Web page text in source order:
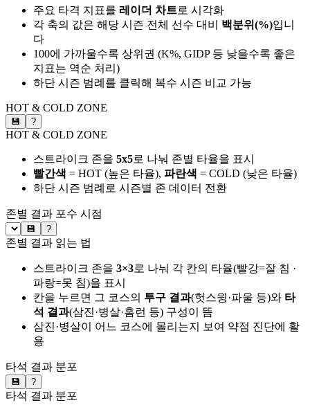
주요 타격 지표를 레이더 차트로 시각화
각 축의 값은 해당 시즌 전체 선수 대비 백분위(%)입니
다
100에 가까울수록 상위권 (K%, GIDP 등 낮을수록 좋은
지표는 역순 처리)
하단 시즌 범례를 클릭해 복수 시즌 비교 가능
HOT & COLD ZONE
💾 ?
HOT & COLD ZONE
스트라이크 존을 5x5로 나눠 존별 타율을 표시
빨간색 = HOT (높은 타율), 파란색 = COLD (낮은 타율)
하단 시즌 범례로 시즌별 존 데이터 전환
존별 결과 포수 시점
💾 ?
존별 결과 읽는 법
스트라이크 존을 3×3로 나눠 각 칸의 타율(빨강=잘 침 ·
파랑=못 침)을 표시
칸을 누르면 그 코스의 투구 결과(헛스윙·파울 등)와 타
석 결과(삼진·병살·홈런 등) 구성이 뜸
삼진·병살이 어느 코스에 몰리는지 보여 약점 진단에 활
용
타석 결과 분포
💾 ?
타석 결과 분포